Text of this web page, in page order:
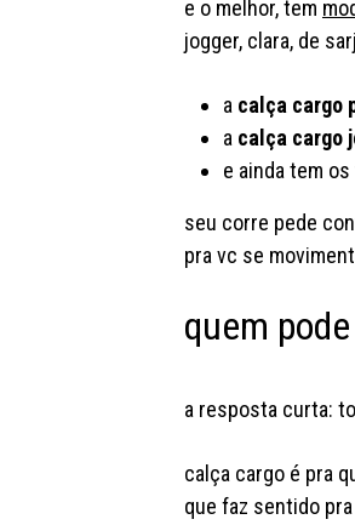
e o melhor, tem
jogger, clara, de
a calça cargo
a calça cargo
e ainda tem
seu corre pede
pra vc se
quem
a resposta curta:
calça cargo é pra
que faz sentido